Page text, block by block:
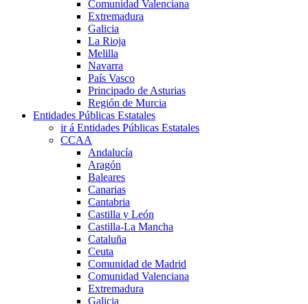
Comunidad Valenciana
Extremadura
Galicia
La Rioja
Melilla
Navarra
País Vasco
Principado de Asturias
Región de Murcia
Entidades Públicas Estatales
ir á Entidades Públicas Estatales
CCAA
Andalucía
Aragón
Baleares
Canarias
Cantabria
Castilla y León
Castilla-La Mancha
Cataluña
Ceuta
Comunidad de Madrid
Comunidad Valenciana
Extremadura
Galicia